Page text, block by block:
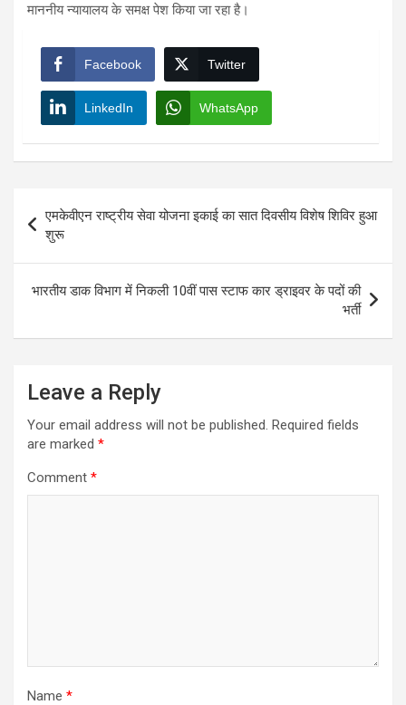
माननीय न्यायालय के समक्ष पेश किया जा रहा है।
Facebook Twitter
LinkedIn WhatsApp
navigation
एमकेवीएन राष्ट्रीय सेवा योजना इकाई का सात दिवसीय विशेष शिविर हुआ
शुरू
भारतीय डाक विभाग में निकली 10वीं पास स्टाफ कार ड्राइवर के पदों की
भर्ती
Leave a Reply
Your email address will not be published. Required fields
are marked *
Comment *
Name *